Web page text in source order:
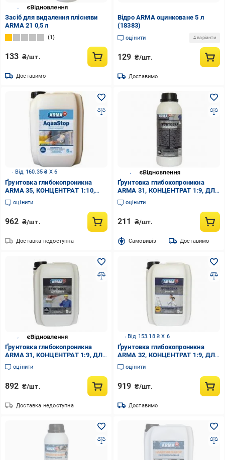
Засіб для видалення плісняви
ARMA 21 0,5 л
1
133 ₴/шт.
Доставимо
Відро ARMA оцинковане 5 л
(18383)
оцінити 4 варіанти
129 ₴/шт.
Доставимо
Від 160.35 ₴ X 6
Ґрунтовка глибокопроникна
ARMA 35, КОНЦЕНТРАТ 1:10,
AQUASTOP ВОЛОГОЗАХИСНА 5
кг
оцінити
962 ₴/шт.
Доставка недоступна
Ґрунтовка глибокопроникна
ARMA 31, КОНЦЕНТРАТ 1:9, ДЛЯ
ПІДЛОГИ 1 кг
оцінити
211 ₴/шт.
Cамовивіз Доставимо
Ґрунтовка глибокопроникна
ARMA 31, КОНЦЕНТРАТ 1:9, ДЛЯ
ПІДЛОГИ 5 кг
оцінити
892 ₴/шт.
Доставка недоступна
Від 153.18 ₴ X 6
Ґрунтовка глибокопроникна
ARMA 32, КОНЦЕНТРАТ 1:9, ДЛЯ
СТІН 5 кг
оцінити
919 ₴/шт.
Доставимо